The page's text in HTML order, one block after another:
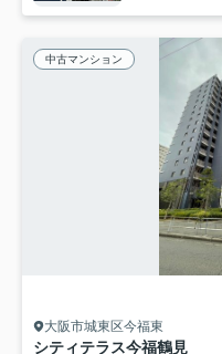
中古マンション
大阪市城東区今福東
シティテラス今福鶴見